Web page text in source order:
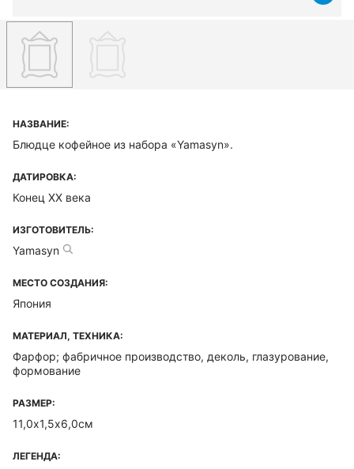
НАЗВАНИЕ:
Блюдце кофейное из набора «Yamasyn».
ДАТИРОВКА:
Конец XX века
ИЗГОТОВИТЕЛЬ:
Yamasyn
МЕСТО СОЗДАНИЯ:
Япония
МАТЕРИАЛ, ТЕХНИКА:
Фарфор; фабричное производство, деколь, глазурование,
формование
РАЗМЕР:
11,0х1,5х6,0см
ЛЕГЕНДА: